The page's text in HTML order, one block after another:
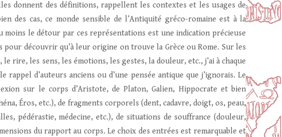
donnent des définitions, rappellent les contextes et les usages de
des cas, ce monde sensible de l’Antiquité gréco-romaine est à la
moins le détour par ces représentations est une indication précieuse
découvrir qu’à leur origine on trouve la Grèce ou Rome. Sur les
rire, les sens, les émotions, les gestes, la douleur, etc., j’ai à chaque
rappel d’auteurs anciens ou d’une pensée antique que j’ignorais. Le
sur le corps d’Aristote, de Platon, Galien, Hippocrate et bien
Éros, etc.), de fragments corporels (dent, cadavre, doigt, os, peau,
pédérastie, médecine, etc.), de situations de souffrance (douleur,
du rapport au corps. Le choix des entrées est remarquable et